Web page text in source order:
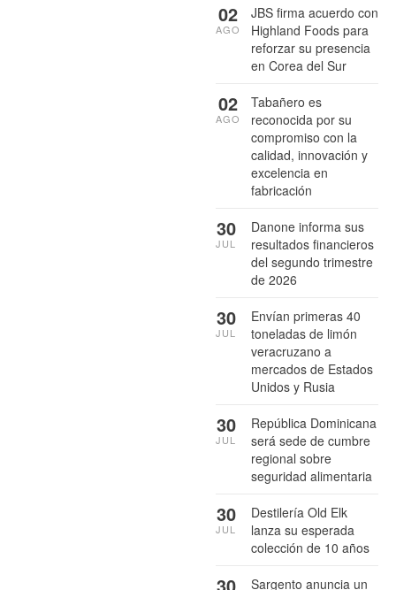
JBS firma acuerdo con
Highland Foods para
reforzar su presencia
en Corea del Sur
02
AGO
Tabañero es
reconocida por su
compromiso con la
calidad, innovación y
excelencia en
fabricación
02
AGO
Danone informa sus
resultados financieros
del segundo trimestre
de 2026
30
JUL
Envían primeras 40
toneladas de limón
veracruzano a
mercados de Estados
Unidos y Rusia
30
JUL
República Dominicana
será sede de cumbre
regional sobre
seguridad alimentaria
30
JUL
Destilería Old Elk
lanza su esperada
colección de 10 años
30
JUL
Sargento anuncia un